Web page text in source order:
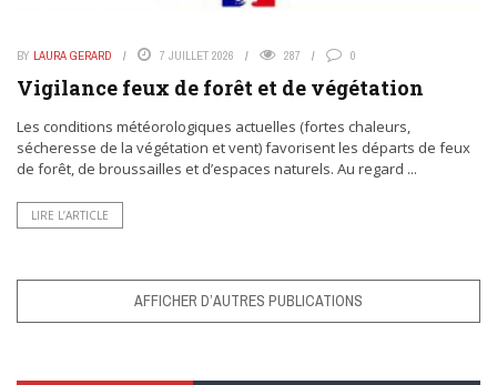
BY LAURA GERARD 7 JUILLET 2026 287 0
Vigilance feux de forêt et de végétation
Les conditions météorologiques actuelles (fortes chaleurs,
sécheresse de la végétation et vent) favorisent les départs de feux
de forêt, de broussailles et d’espaces naturels. Au regard ...
LIRE L’ARTICLE
AFFICHER D’AUTRES PUBLICATIONS